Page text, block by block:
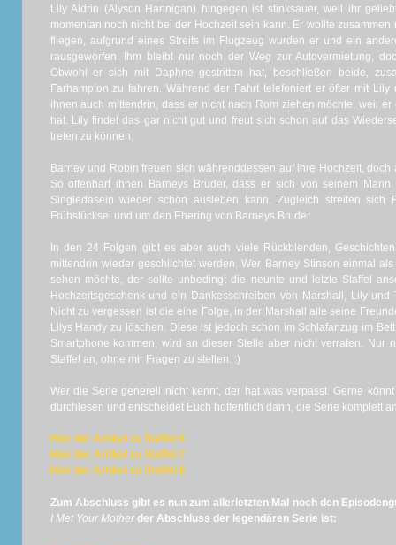
Lily Aldrin (Alyson Hannigan) hingegen ist stinksauer, weil ihr
momentan noch nicht bei der Hochzeit sein kann. Er wollte
fliegen, aufgrund eines Streits im Flugzeug wurden er und ein
rausgeworfen. Ihm bleibt nur noch der Weg zur Autovermietung,
Obwohl er sich mit Daphne gestritten hat, beschließen beide,
Farhampton zu fahren. Während der Fahrt telefoniert er öfter mit
ihnen auch mittendrin, dass er nicht nach Rom ziehen möchte, weil
hat. Lily findet das gar nicht gut und freut sich schon auf das
treten zu können.
Barney und Robin freuen sich währenddessen auf ihre Hochzeit,
So offenbart ihnen Barneys Bruder, dass er sich von seinem
Singledasein wieder schön ausleben kann. Zugleich streiten
Frühstücksei und um den Ehering von Barneys Bruder.
In den 24 Folgen gibt es aber auch viele Rückblenden,
mittendrin wieder geschlichtet werden. Wer Barney Stinson einmal
sehen möchte, der sollte unbedingt die neunte und letzte Staffel
Hochzeitsgeschenk und ein Dankesschreiben von Marshall, Lily
Nicht zu vergessen ist die eine Folge, in der Marshall alle seine
Lilys Handy zu löschen. Diese ist jedoch schon im Schlafanzug im
Smartphone kommen, wird an dieser Stelle aber nicht verraten. Nur
Staffel an, ohne mir Fragen zu stellen. :)
Wer die Serie generell nicht kennt, der hat was verpasst. Gerne
durchlesen und entscheidet Euch hoffentlich dann, die Serie komplett
Hier der Artikel zu Staffel 6
Hier der Artikel zu Staffel 7
Hier der Artikel zu Staffel 8
Zum Abschluss gibt es nun zum allerletzten Mal noch den
I Met Your Motherder Abschluss der legendären Serie ist: